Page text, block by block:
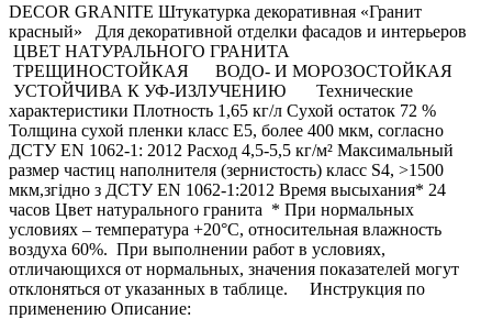
DECOR GRANITE Штукатурка декоративная «Гранит
красный» Для декоративной отделки фасадов и интерьеров
ЦВЕТ НАТУРАЛЬНОГО ГРАНИТА
ТРЕЩИНОСТОЙКАЯ ВОДО- И МОРОЗОСТОЙКАЯ
УСТОЙЧИВА К УФ-ИЗЛУЧЕНИЮ Технические
характеристики Плотность 1,65 кг/л Сухой остаток 72 %
Толщина сухой пленки класс Е5, более 400 мкм, согласно
ДСТУ EN 1062-1: 2012 Расход 4,5-5,5 кг/м² Максимальный
размер частиц наполнителя (зернистость) класс S4, >1500
мкм,згідно з ДСТУ EN 1062-1:2012 Время высыхания* 24
часов Цвет натурального гранита * При нормальных
условиях – температура +20°С, относительная влажность
воздуха 60%. При выполнении работ в условиях,
отличающихся от нормальных, значения показателей могут
отклоняться от указанных в таблице. Инструкция по
применению Описание: